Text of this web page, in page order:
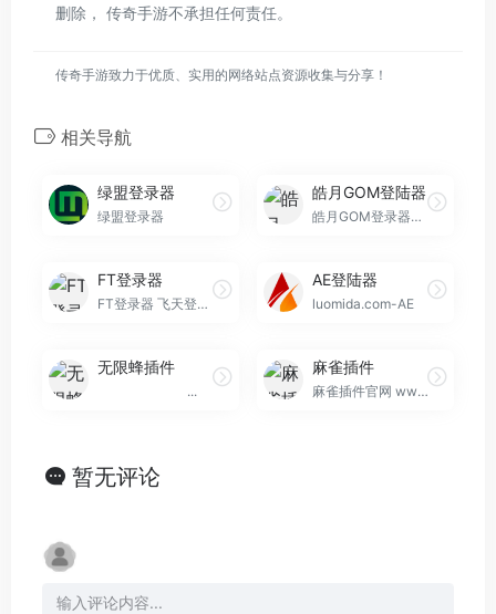
删除， 传奇手游不承担任何责任。
传奇手游致力于优质、实用的网络站点资源收集与分享！
相关导航
绿盟登录器
绿盟登录器
皓月GOM登陆器
皓月GOM登录器是一款老牌登录程序,专注开发GameOfMir引擎登陆器程序以及GOM引擎功能插件。目前支持所有GOM插件,不报毒,不闪退,不做劫持,不加驱动,所有站点能发广告的传奇登陆器。
FT登录器
FT登录器 飞天登陆器是一款适...
AE登陆器
luomida.com-AE
无限蜂插件
...
麻雀插件
麻雀插件官网 www.mqcj.net 传奇插件
暂无评论